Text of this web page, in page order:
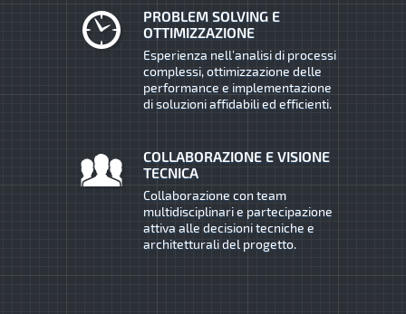
PROBLEM SOLVING E
OTTIMIZZAZIONE
Esperienza nell’analisi di processi
complessi, ottimizzazione delle
performance e implementazione
di soluzioni affidabili ed efficienti.
COLLABORAZIONE E VISIONE
TECNICA
Collaborazione con team
multidisciplinari e partecipazione
attiva alle decisioni tecniche e
architetturali del progetto.